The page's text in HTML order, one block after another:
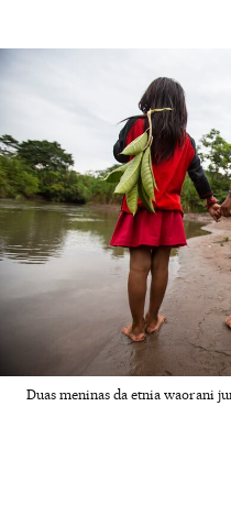
Duas meninas da etnia waorani